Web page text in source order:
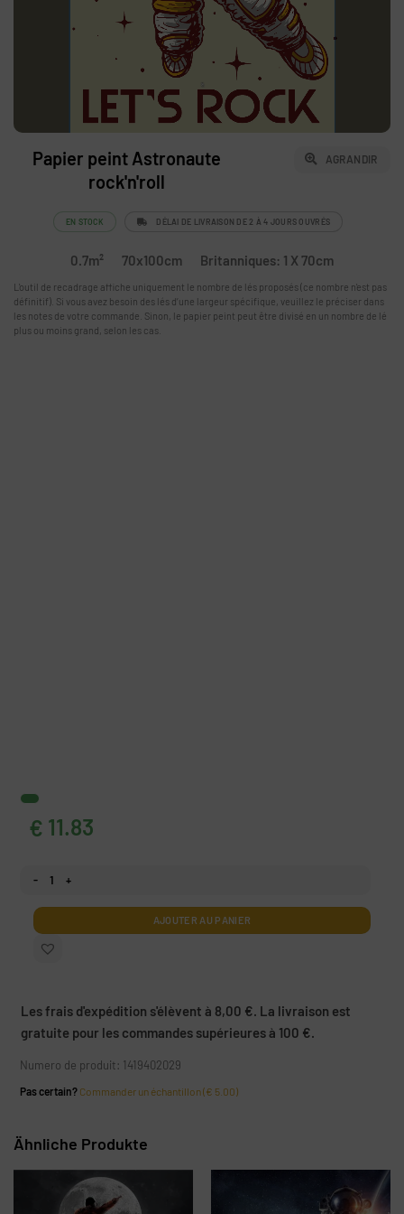
Papier peint Astronaute
rock'n'roll
AGRANDIR
EN STOCK DÉLAI DE LIVRAISON DE 2 À 4 JOURS OUVRÉS
0.7m² 70x100cm Britanniques: 1 X 70cm
L'outil de recadrage affiche uniquement le nombre de lés proposés (ce nombre n'est pas
définitif). Si vous avez besoin des lés d’une largeur spécifique, veuillez le préciser dans
les notes de votre commande. Sinon, le papier peint peut être divisé en un nombre de lé
plus ou moins grand, selon les cas.
€ 11.83
AJOUTER AU PANIER
Les frais d'expédition s'élèvent à 8,00 €. La livraison est
gratuite pour les commandes supérieures à 100 €.
Numero de produit: 1419402029
Pas certain? Commander un échantillon (€ 5.00)
Ähnliche Produkte